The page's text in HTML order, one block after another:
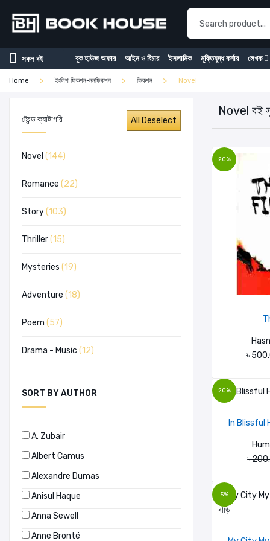
সকল বই বুক হাউজ অফার আইন ও বিচার ইসলামিক মুক্তিযুদ্ধ কর্নার লেখক
Home ইংলিশ ফিকশন-ননফিকশন ফিকশন Novel
ট্রেন্ড ক্যাটাগরি
Novel (144)
Romance (22)
Story(103)
Thriller(15)
Mysteries (19)
Adventure (18)
Poem (57)
Drama - Music (12)
SORT BY AUTHOR
A. Zubair
Albert Camus
Alexandre Dumas
Anisul Haque
Anna Sewell
Anne Brontë
Novel বই
20%
৳
20%
In Blissful
৳
5%